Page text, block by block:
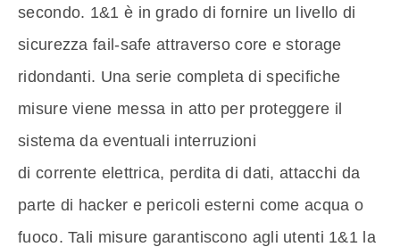
secondo. 1&1 è in grado di fornire un livello di
sicurezza fail-safe attraverso core e storage
ridondanti. Una serie completa di specifiche
misure viene messa in atto per proteggere il
sistema da eventuali interruzioni
di corrente elettrica, perdita di dati, attacchi da
parte di hacker e pericoli esterni come acqua o
fuoco. Tali misure garantiscono agli utenti 1&1 la